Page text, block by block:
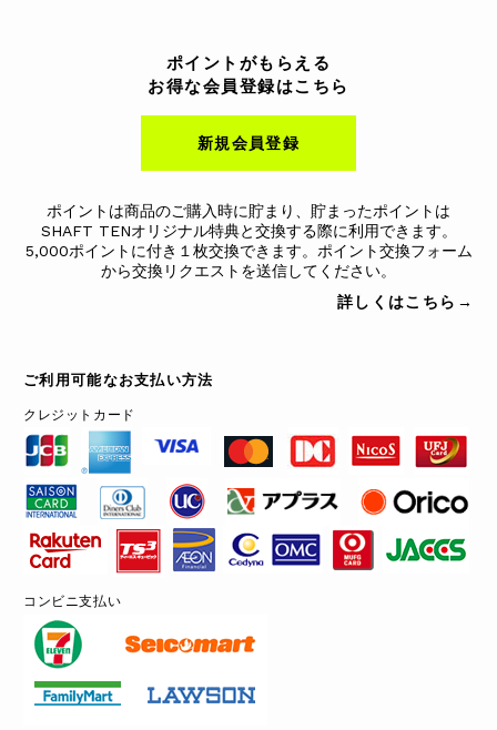
ポイントがもらえる
お得な会員登録はこちら
新規会員登録
ポイントは商品のご購入時に貯まり、貯まったポイントは
SHAFT TENオリジナル特典と交換する際に利用できます。
5,000ポイントに付き１枚交換できます。ポイント交換フォーム
から交換リクエストを送信してください。
詳しくはこちら→
ご利用可能なお支払い方法
クレジットカード
コンビニ支払い